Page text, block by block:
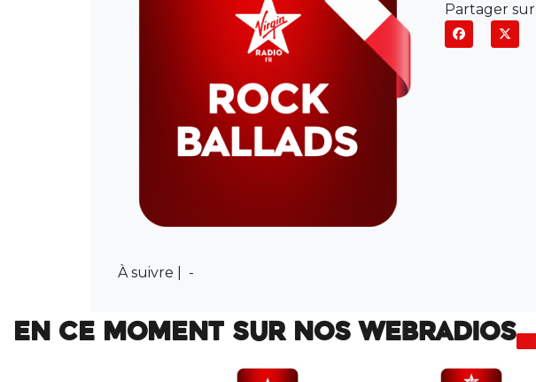
Partager sur
À suivre | -
EN CE MOMENT SUR NOS WEBRADIOS